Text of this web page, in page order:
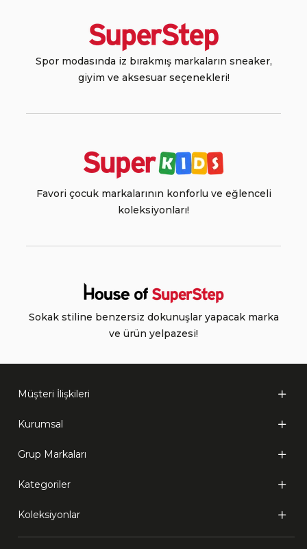
Spor modasında iz bırakmış markaların sneaker,
giyim ve aksesuar seçenekleri!
Favori çocuk markalarının konforlu ve eğlenceli
koleksiyonları!
Sokak stiline benzersiz dokunuşlar yapacak marka
ve ürün yelpazesi!
Müşteri İlişkileri
Kurumsal
Grup Markaları
Kategoriler
Koleksiyonlar